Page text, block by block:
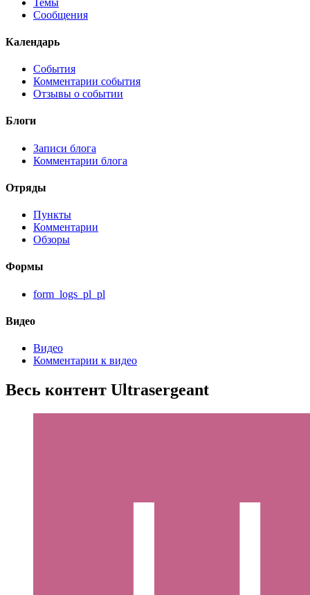
Сообщения
Календарь
События
Комментарии события
Отзывы о событии
Блоги
Записи блога
Комментарии блога
Отряды
Пункты
Комментарии
Обзоры
Формы
form_logs_pl_pl
Видео
Видео
Комментарии к видео
Весь контент Ultrasergeant